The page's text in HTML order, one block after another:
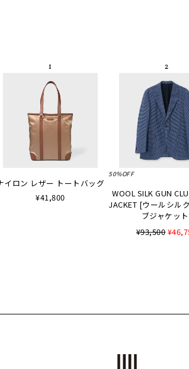
イロン レザー トートバッグ
¥41,800
50%OFF
WOOL SILK GUN
JACKET [ウールシル
ブジャケッ
¥93,500